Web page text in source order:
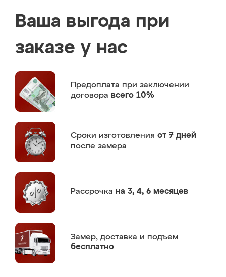
Ваша выгода при
заказе у нас
Предоплата при заключении
договора всего 10%
Сроки изготовления от 7 дней
после замера
Рассрочка на 3, 4, 6 месяцев
Замер, доставка и подъем
бесплатно